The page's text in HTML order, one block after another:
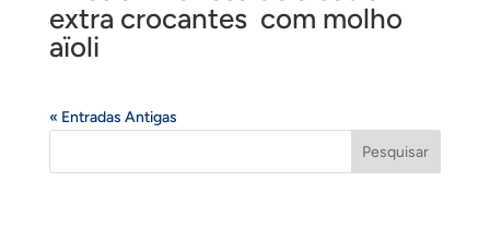
extra crocantes com molho
aïoli
« Entradas Antigas
Pesquisar